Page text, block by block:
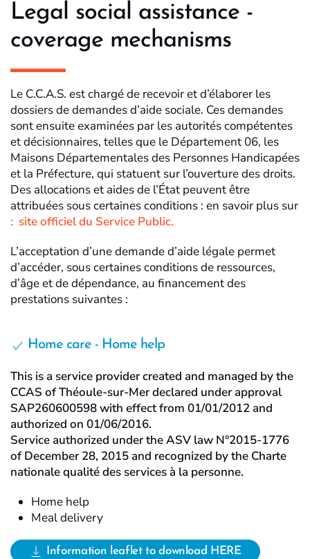
Legal social assistance -
coverage mechanisms
Le C.C.A.S. est chargé de recevoir et d’élaborer les
dossiers de demandes d’aide sociale. Ces demandes
sont ensuite examinées par les autorités compétentes
et décisionnaires, telles que le Département 06, les
Maisons Départementales des Personnes Handicapées
et la Préfecture, qui statuent sur l’ouverture des droits.
Des allocations et aides de l’État peuvent être
attribuées sous certaines conditions : en savoir plus sur
: site officiel du Service Public.
L’acceptation d’une demande d’aide légale permet
d’accéder, sous certaines conditions de ressources,
d’âge et de dépendance, au financement des
prestations suivantes :
Home care - Home help
This is a service provider created and managed by the
CCAS of Théoule-sur-Mer declared under approval
SAP260600598 with effect from 01/01/2012 and
authorized on 01/06/2016.
Service authorized under the ASV law N°2015-1776
of December 28, 2015 and recognized by the Charte
nationale qualité des services à la personne.
Home help
Meal delivery
Information leaflet to download HERE